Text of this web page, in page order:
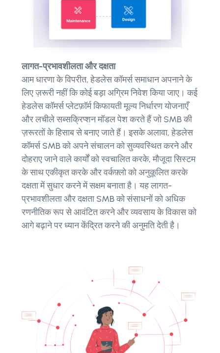
लागत-प्रभावशीलता और दक्षता
आम धारणा के विपरीत, हेडलेस कॉमर्स समाधान अपनाने के
लिए ज़रूरी नहीं कि कोई बड़ा अग्रिम निवेश किया जाए। कई
हेडलेस कॉमर्स प्लेटफ़ॉर्म किफायती मूल्य निर्धारण योजनाएँ
और लचीले सब्सक्रिप्शन मॉडल पेश करते हैं जो SMB की
ज़रूरतों के हिसाब से बनाए जाते हैं। इसके अलावा, हेडलेस
कॉमर्स SMB को अपने संचालन को सुव्यवस्थित करने और
दोहराए जाने वाले कार्यों को स्वचालित करके, मौजूदा सिस्टम
के साथ एकीकृत करके और वर्कफ़्लो को अनुकूलित करके
दक्षता में सुधार करने में सक्षम बनाता है। यह लागत-
प्रभावशीलता और दक्षता SMB को संसाधनों को अधिक
रणनीतिक रूप से आवंटित करने और व्यवसाय के विकास को
आगे बढ़ाने पर ध्यान केंद्रित करने की अनुमति देती है।